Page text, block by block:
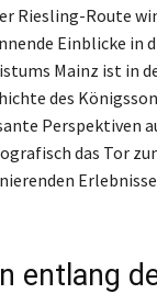
Riesling-Route
Einblicke in
Mainz ist in
des
Perspektiven
das Tor
entlang